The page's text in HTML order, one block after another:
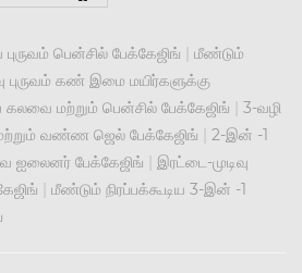
பென்சில் பேக்கேஜிங்
மீண்டும்
புருவம் கண் இமை மயிர்களுக்கு
மற்றும் பென்சில் பேக்கேஜிங்
3-வழி
மற்றும் வண்ண ஜெல் பேக்கேஜிங்
2-இன் -1
ஐலைனர் பேக்கேஜிங்
இரட்டை-முடிவு
மீண்டும் நிரப்பக்கூடிய 3-இன் -1